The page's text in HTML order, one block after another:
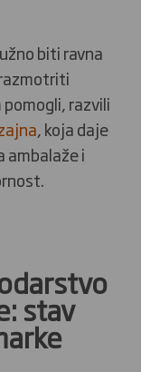
biti ravna
razvili
, koja daje
ambalaže i
stav